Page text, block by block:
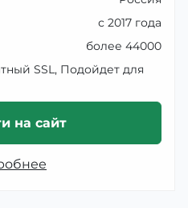
с 2017 года
более 44000
SSL, Подойдет для
на сайт